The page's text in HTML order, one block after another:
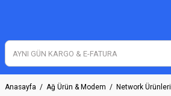
Anasayfa Ağ Ürün & Modem Network Ürünleri